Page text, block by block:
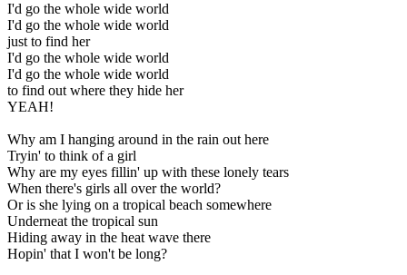
I'd go the whole wide world
I'd go the whole wide world
just to find her
I'd go the whole wide world
I'd go the whole wide world
to find out where they hide her
YEAH!
Why am I hanging around in the rain out here
Tryin' to think of a girl
Why are my eyes fillin' up with these lonely tears
When there's girls all over the world?
Or is she lying on a tropical beach somewhere
Underneat the tropical sun
Hiding away in the heat wave there
Hopin' that I won't be long?